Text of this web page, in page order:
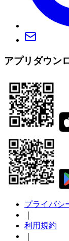
アプリダウン
プライバシ
利用規約